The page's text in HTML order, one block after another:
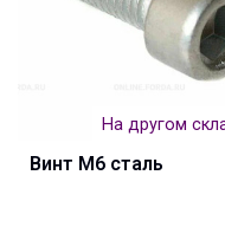
На другом
Винт М6 сталь